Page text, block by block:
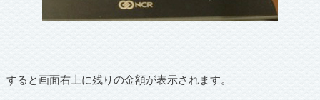
すると画面右上に残りの金額が表示されます。